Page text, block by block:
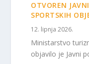
OTVOREN
SPORTSKIH
12. lipnja 2026.
Ministarstvo
objavilo je Javni